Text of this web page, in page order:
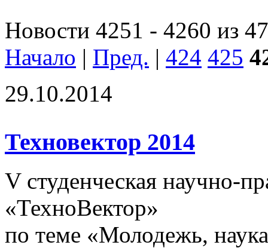
Новости 4251 - 4260 из
Начало | Пред. | 424 425
29.10.2014
Техновектор 2014
V студенческая научно-
«ТехноВектор»
по теме «Молодежь,